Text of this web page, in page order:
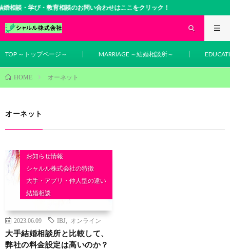
相談・学び・教育相談のお問い合わせはここをクリック！
TOP ～トップページ～ MARRIAGE ～結婚相談所～
HOME オーネット
オーネット
お知らせ情報
シャルル株式会社の特徴
大手・アプリ・仲人型の違い
結婚相談
2023.06.09 IBJ オンライン
大手結婚相談所と比較して、
弊社の料金設定は高いのか？